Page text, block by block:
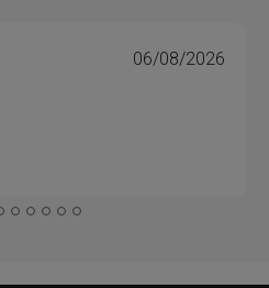
06/08/2026